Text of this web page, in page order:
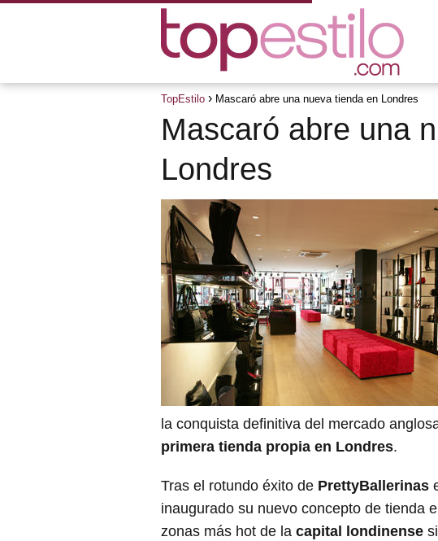
TopEstilo Mascaró abre una nueva tienda en Londres
Mascaró abre una
Londres
la conquista definitiva del mercado
primera tienda propia en Londres.
Tras el rotundo éxito de PrettyBallerinas
inaugurado su nuevo concepto de tienda
zonas más hot de la capital londinense